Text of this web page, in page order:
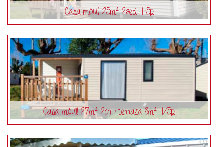
Casa móvil 25m² 2bed 4-5p
Casa móvil 27m² 2ch + terraza 8m² 4/5p